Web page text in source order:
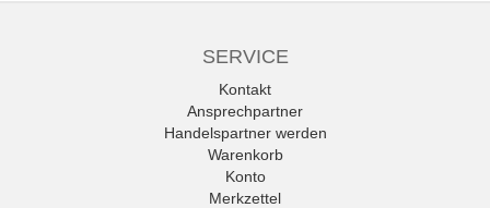
SERVICE
Kontakt
Ansprechpartner
Handelspartner werden
Warenkorb
Konto
Merkzettel